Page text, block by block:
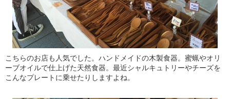
こちらのお店も人気でした。ハンドメイドの木製食器。蜜蝋やオリ
ーブオイルで仕上げた天然食器。最近シャルキュトリーやチーズを
こんなプレートに乗せたりしますよね。